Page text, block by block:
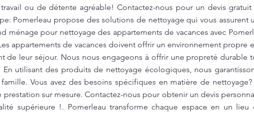
ou de détente agréable! Contactez-nous pour un devis
Pomerleau propose des solutions de nettoyage qui vous assurent
ménage pour nettoyage des appartements de vacances avec
appartements de vacances doivent offrir un environnement propre
de leur séjour. Nous nous engageons à offrir une propreté durable
utilisant des produits de nettoyage écologiques, nous
Vous avez des besoins spécifiques en matière de
sur mesure. Contactez-nous pour obtenir un devis
supérieure !. Pomerleau transforme chaque espace en un